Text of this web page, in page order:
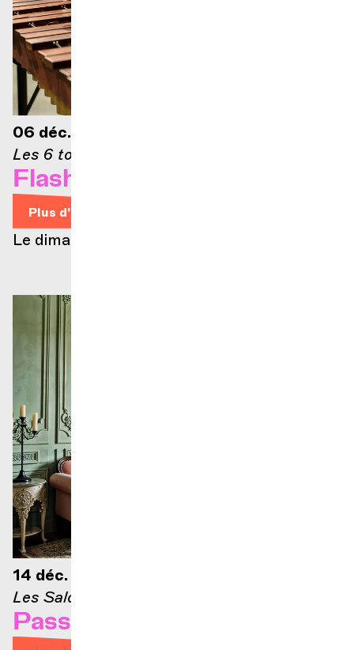
06 déc. 2026 — 10h
Les 6 toits
Flash Orchestra
Plus d'infos
Le dimanche c'est famille #2
14 déc. 2026 — 12h30
Les Salons
Passons aux Salons #4